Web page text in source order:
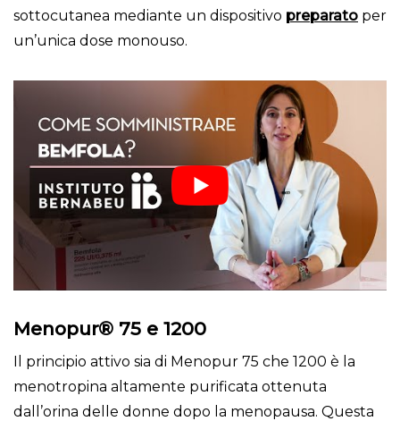
sottocutanea mediante un dispositivo preparato per
un’unica dose monouso.
Menopur® 75 e 1200
Il principio attivo sia di Menopur 75 che 1200 è la
menotropina altamente purificata ottenuta
dall’orina delle donne dopo la menopausa. Questa